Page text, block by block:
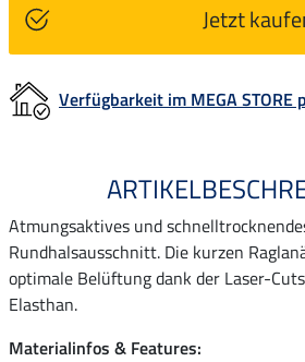
Jetzt
Verfügbarkeit im MEGA STORE
Atmungsaktives und
Rundhalsausschnitt. Die kurzen
optimale Belüftung dank der Laser-
Elasthan.
Materialinfos & Features: